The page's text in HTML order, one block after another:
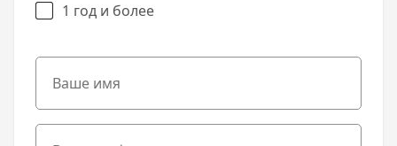
1 год и более